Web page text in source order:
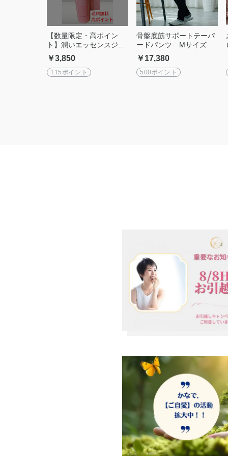
【数量限定・高ポイン
ト】潤いエッセンスジェ
ル〜デリケートゾーンケ
ア
￥3,850
115ポイント
骨盤底筋サポートテーパ
ードパンツ Mサイズ
￥17,380
500ポイント